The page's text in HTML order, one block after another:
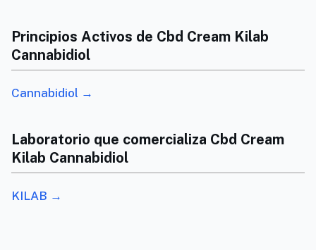
Principios Activos de Cbd Cream Kilab
Cannabidiol
Cannabidiol →
Laboratorio que comercializa Cbd Cream
Kilab Cannabidiol
KILAB →